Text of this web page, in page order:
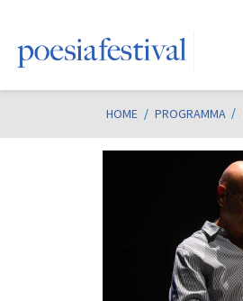
HOME / PROGRAMMA